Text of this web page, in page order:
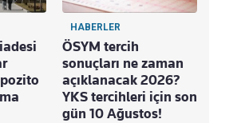
HABERLER
ÖSYM tercih
sonuçları ne zaman
açıklanacak 2026?
YKS tercihleri için son
gün 10 Ağustos!